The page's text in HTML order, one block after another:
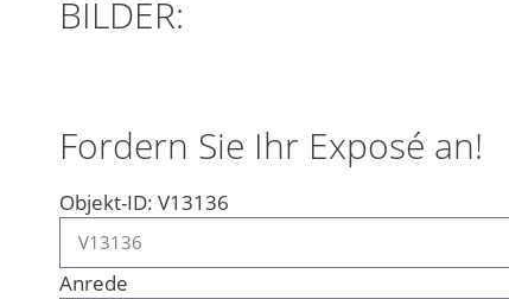
BILDER:
Fordern Sie Ihr Exposé an!
Objekt-ID: V13136
Anrede